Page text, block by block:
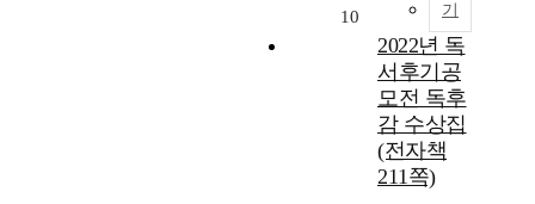
기
10
2022년 독
서후기공
모전 독후
감 수상집
(전자책
211쪽)